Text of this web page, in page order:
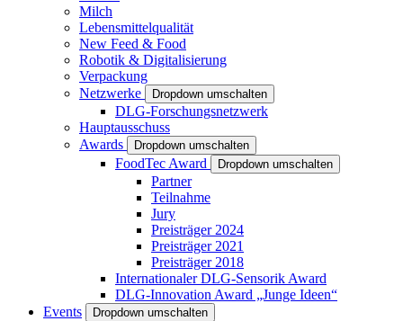
Milch
Lebensmittelqualität
New Feed & Food
Robotik & Digitalisierung
Verpackung
Netzwerke
Dropdown umschalten
DLG-Forschungsnetzwerk
Hauptausschuss
Awards
Dropdown umschalten
FoodTec Award Dropdown umschalten
Partner
Teilnahme
Jury
Preisträger 2024
Preisträger 2021
Preisträger 2018
Internationaler DLG-Sensorik Award
DLG-Innovation Award „Junge Ideen“
Events
Dropdown umschalten